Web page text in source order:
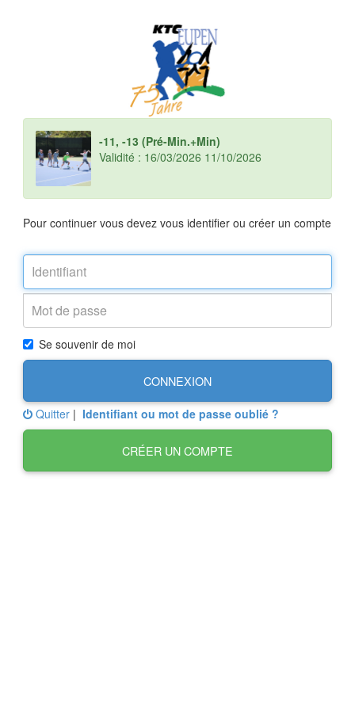
-11, -13 (Pré-Min.+Min)
Validité : 16/03/2026 11/10/2026
Pour continuer vous devez vous identifier ou créer un compte
Se souvenir de moi
CONNEXION
Quitter | Identifiant ou mot de passe oublié ?
CRÉER UN COMPTE